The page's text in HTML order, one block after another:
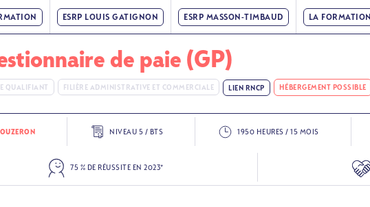
ESRP LOUIS GATIGNON ESRP MASSON-TIMBAUD LA
de paie (GP)
QUALIFIANT FILIÈRE ADMINISTRATIVE ET COMMERCIALE LIEN RNCP HÉBERGEMENT POSSIBLE
NIVEAU 5 / BTS 1950 HEURES / 15 MOIS
SVG
75 % DE RÉUSSITE EN 2023*
SVG